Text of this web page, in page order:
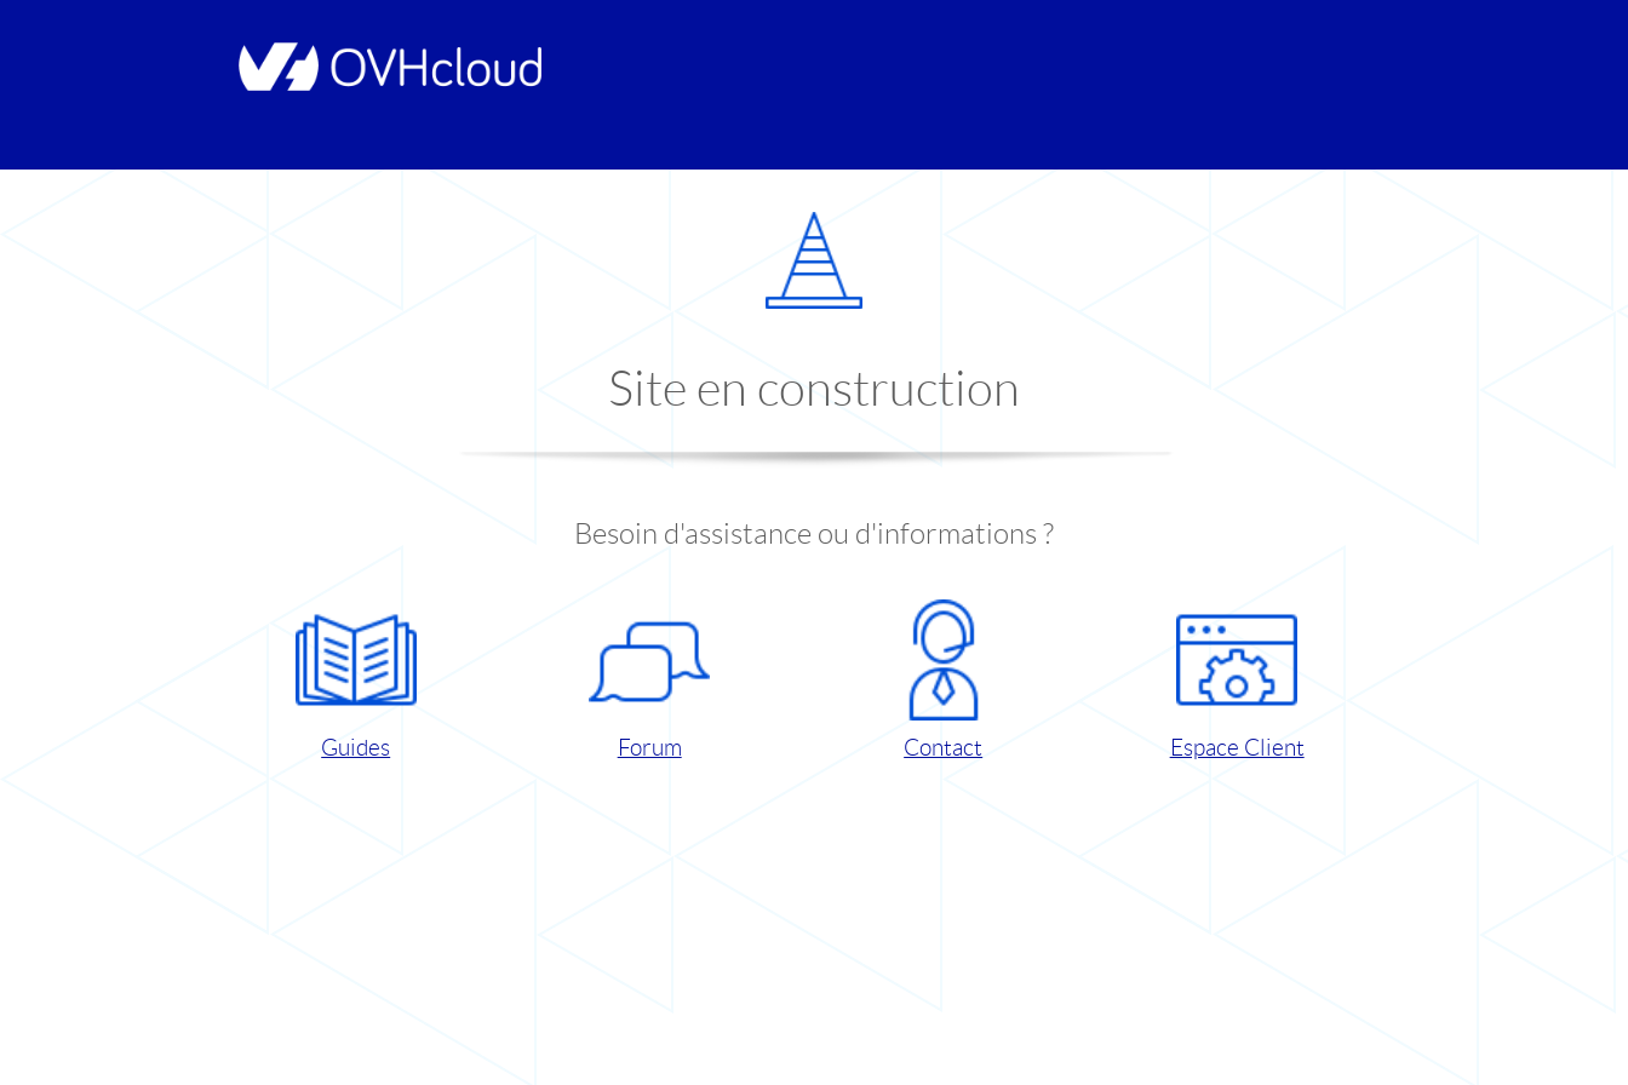
Site en construction
Besoin d'assistance ou d'informations ?
Guides Forum Contact Espace Client